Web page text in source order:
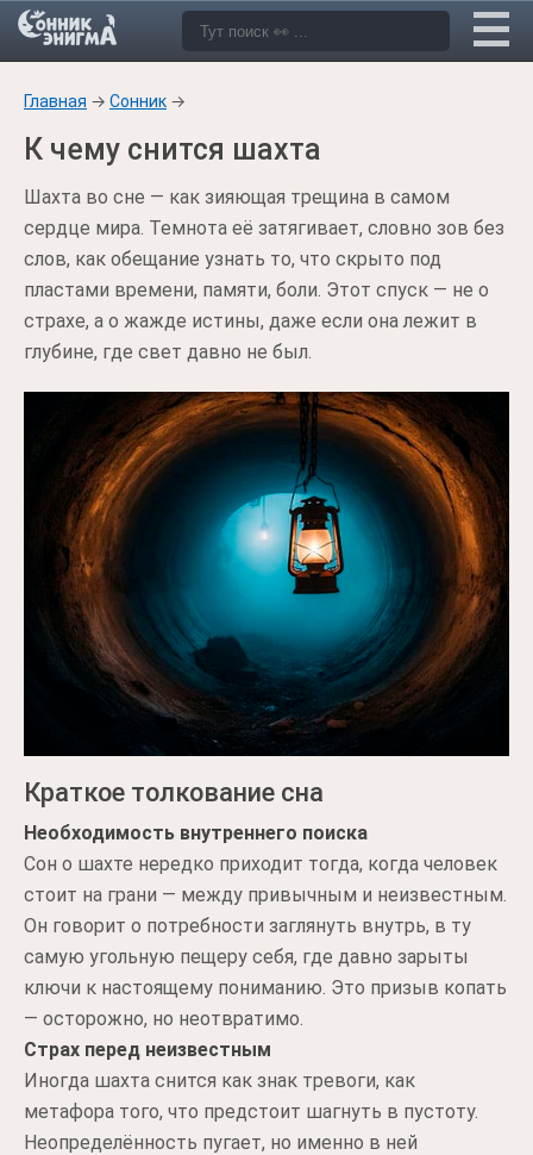
Главная → Сонник →
К чему снится шахта
Шахта во сне — как зияющая трещина в самом
сердце мира. Темнота её затягивает, словно зов без
слов, как обещание узнать то, что скрыто под
пластами времени, памяти, боли. Этот спуск — не о
страхе, а о жажде истины, даже если она лежит в
глубине, где свет давно не был.
Краткое толкование сна
Необходимость внутреннего поиска
Сон о шахте нередко приходит тогда, когда человек
стоит на грани — между привычным и неизвестным.
Он говорит о потребности заглянуть внутрь, в ту
самую угольную пещеру себя, где давно зарыты
ключи к настоящему пониманию. Это призыв копать
— осторожно, но неотвратимо.
Страх перед неизвестным
Иногда шахта снится как знак тревоги, как
метафора того, что предстоит шагнуть в пустоту.
Неопределённость пугает, но именно в ней